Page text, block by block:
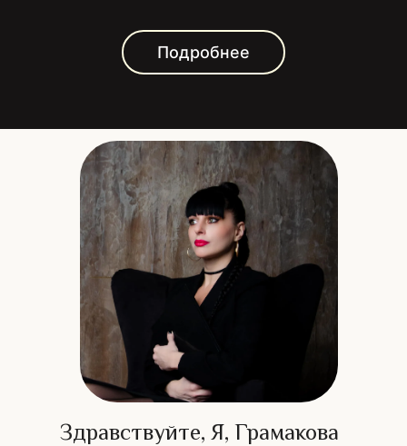
Подробнее
Здравствуйте, Я, Грамакова